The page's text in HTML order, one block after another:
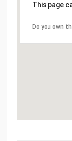
This page
Do you own